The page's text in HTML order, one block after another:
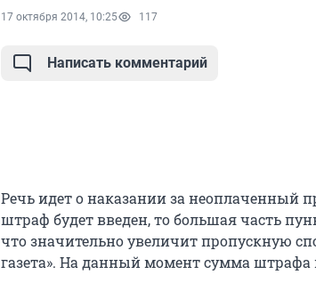
17 октября 2014, 10:25 117
Написать комментарий
Речь идет о наказании за неоплаченный
штраф будет введен, то большая часть
что значительно увеличит пропускную
газета». На данный момент сумма штрафа